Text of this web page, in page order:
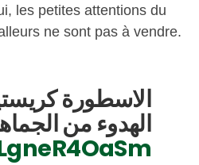
les petites attentions du
ne sont pas à vendre.
الاسطورة
الهدوء من